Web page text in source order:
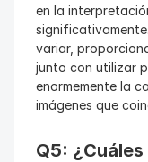
en la
variar,
junto con utilizar
enormemente la
imágenes que
Q5: